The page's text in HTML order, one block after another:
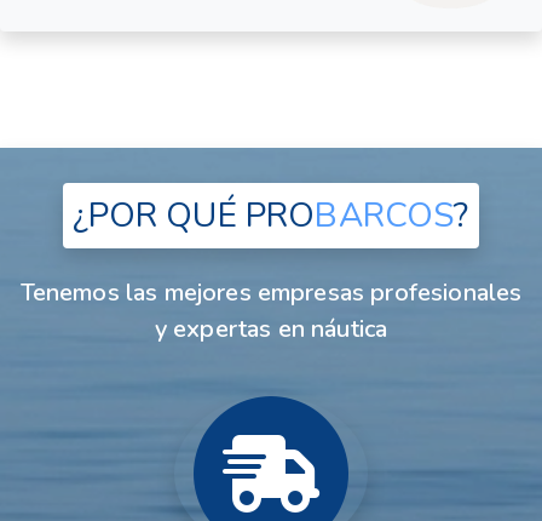
¿POR QUÉ PROBARCOS?
Tenemos las mejores empresas profesionales
y expertas en náutica